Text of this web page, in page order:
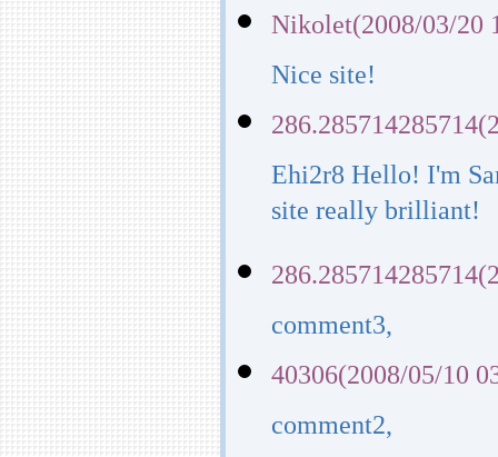
Nikolet(2008/03/20
Nice site!
Ehi2r8 Hello! I'm
site really brilliant!
comment3,
40306(2008/05/10
comment2,